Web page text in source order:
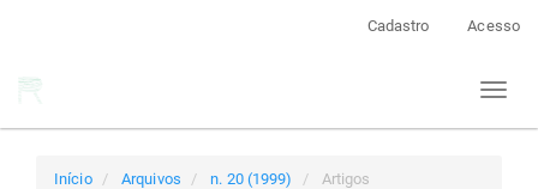
Cadastro Acesso
Toggle
Início Arquivos n. 20 (1999) Artigos